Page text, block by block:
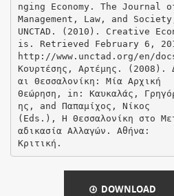
DOWNLOAD